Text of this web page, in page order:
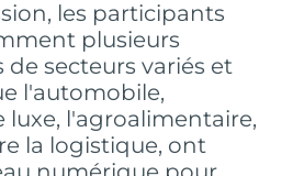
les participants
plusieurs
de secteurs variés et
l'automobile,
luxe, l'agroalimentaire,
la logistique, ont